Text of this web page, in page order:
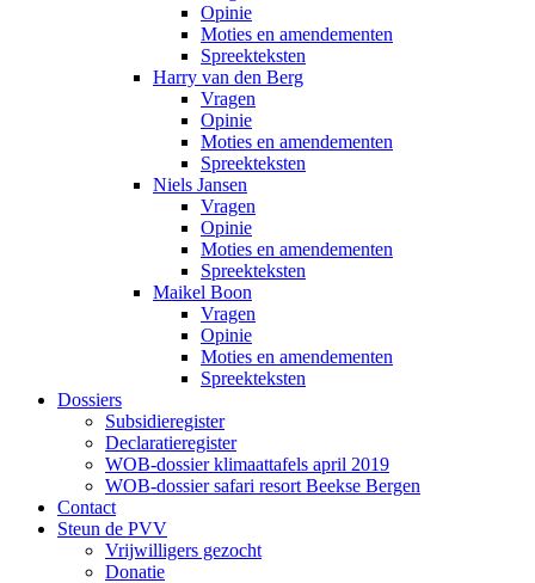
Opinie
Moties en amendementen
Spreekteksten
Harry van den Berg
Vragen
Opinie
Moties en amendementen
Spreekteksten
Niels Jansen
Vragen
Opinie
Moties en amendementen
Spreekteksten
Maikel Boon
Vragen
Opinie
Moties en amendementen
Spreekteksten
Dossiers
Subsidieregister
Declaratieregister
WOB-dossier klimaattafels april 2019
WOB-dossier safari resort Beekse Bergen
Contact
Steun de PVV
Vrijwilligers gezocht
Donatie